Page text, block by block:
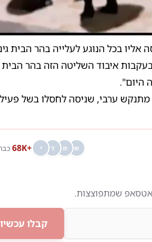
10 10 / 1:26
בכל הנוגע לעלייה בהר הבית
איבוד השליטה הזה בהר הבית
היום".
מתנקש ערבי, שניסה לחסלו בשל
ש מ ד י +68K
שמתפוצצות.
קבלו עכשיו